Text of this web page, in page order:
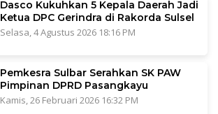
Dasco Kukuhkan 5 Kepala Daerah Jadi
Ketua DPC Gerindra di Rakorda Sulsel
Selasa, 4 Agustus 2026 18:16 PM
Pemkesra Sulbar Serahkan SK PAW
Pimpinan DPRD Pasangkayu
Kamis, 26 Februari 2026 16:32 PM